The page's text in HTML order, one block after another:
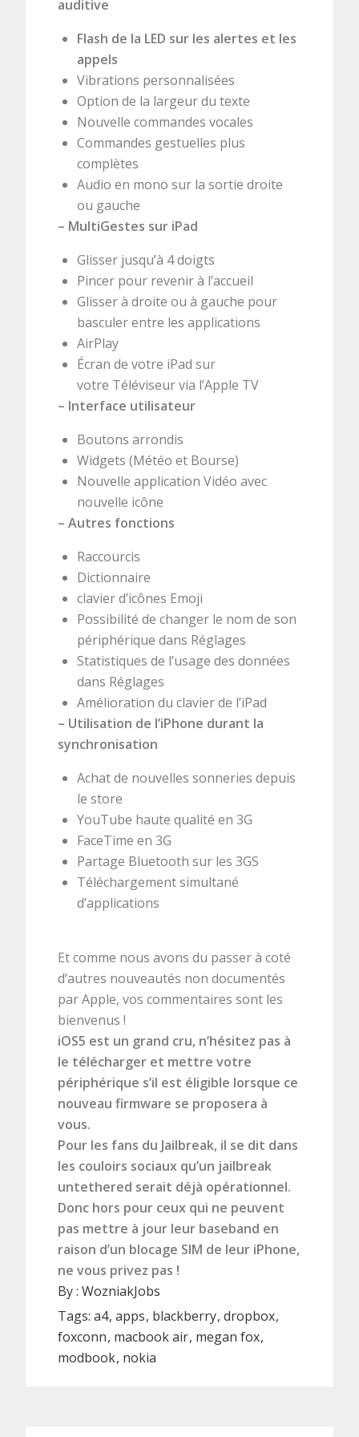
auditive
Flash de la LED sur les alertes et les
appels
Vibrations personnalisées
Option de la largeur du texte
Nouvelle commandes vocales
Commandes gestuelles plus
complètes
Audio en mono sur la sortie droite
ou gauche
– MultiGestes sur iPad
Glisser jusqu’à 4 doigts
Pincer pour revenir à l’accueil
Glisser à droite ou à gauche pour
basculer entre les applications
AirPlay
Écran de votre iPad sur
votre Téléviseur via l’Apple TV
– Interface utilisateur
Boutons arrondis
Widgets (Météo et Bourse)
Nouvelle application Vidéo avec
nouvelle icône
– Autres fonctions
Raccourcis
Dictionnaire
clavier d’icônes Emoji
Possibilité de changer le nom de son
périphérique dans Réglages
Statistiques de l’usage des données
dans Réglages
Amélioration du clavier de l’iPad
– Utilisation de l’iPhone durant la
synchronisation
Achat de nouvelles sonneries depuis
le store
YouTube haute qualité en 3G
FaceTime en 3G
Partage Bluetooth sur les 3GS
Téléchargement simultané
d’applications
Et comme nous avons du passer à coté
d’autres nouveautés non documentés
par Apple, vos commentaires sont les
bienvenus !
iOS5 est un grand cru, n’hésitez pas à
le télécharger et mettre votre
périphérique s’il est éligible lorsque ce
nouveau firmware se proposera à
vous.
Pour les fans du Jailbreak, il se dit dans
les couloirs sociaux qu’un jailbreak
untethered serait déjà opérationnel.
Donc hors pour ceux qui ne peuvent
pas mettre à jour leur baseband en
raison d’un blocage SIM de leur iPhone,
ne vous privez pas !
By :WozniakJobs
Tags:a4 apps blackberry dropbox
foxconn macbook air megan fox
modbook nokia